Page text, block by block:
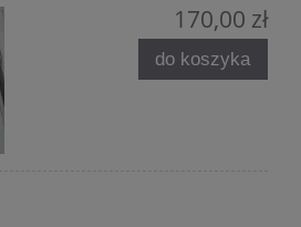
170,00 zł
do koszyka